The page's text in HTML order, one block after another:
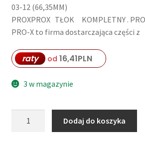
03-12 (66,35MM)
PROXPROX TŁOK KOMPLETNY .
PRO-X to firma dostarczająca części z
raty od 16,41PLN
3 w magazynie
Dodaj do koszyka